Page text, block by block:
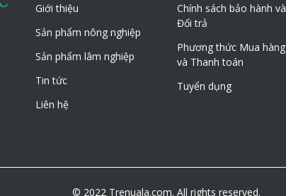
Giới thiệu
Sản phẩm nông nghiệp
Sản phẩm lâm nghiệp
Tin tức
Liên hệ
Chính sách bảo hành và
Đổi trả
Phương thức Mua hàng
và Thanh toán
Tuyển dụng
© 2022 Trenuala.com. All rights reserved.